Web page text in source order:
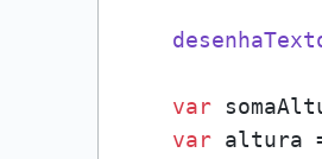
var
var altura